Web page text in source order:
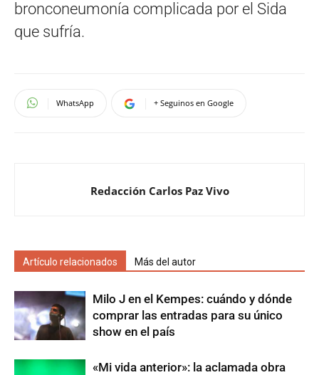
bronconeumonía complicada por el Sida
que sufría.
WhatsApp + Seguinos en Google
Redacción Carlos Paz Vivo
Artículo relacionados Más del autor
Milo J en el Kempes: cuándo y dónde
comprar las entradas para su único
show en el país
«Mi vida anterior»: la aclamada obra